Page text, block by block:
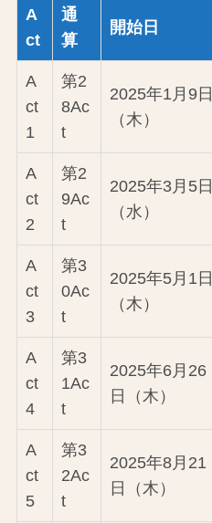
A
ct
通
算
開始日
A
ct
1
第2
8Ac
t
2025年1月9日
（木）
A
ct
2
第2
9Ac
t
2025年3月5日
（水）
A
ct
3
第3
0Ac
t
2025年5月1日
（木）
A
ct
4
第3
1Ac
t
2025年6月26
日（木）
A
ct
5
第3
2Ac
t
2025年8月21
日（木）